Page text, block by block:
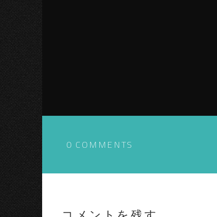
0 COMMENTS